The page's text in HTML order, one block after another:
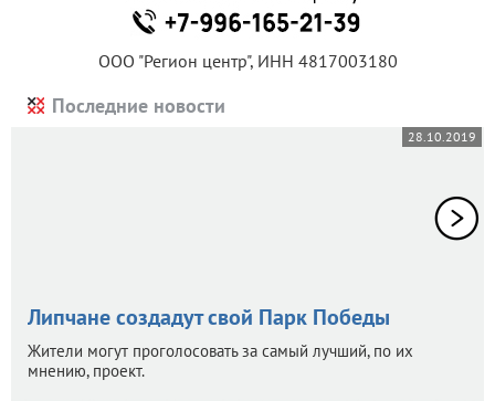
ООО "Регион центр", ИНН 4817003180
Последние новости
28.10.2019
Липчане создадут свой Парк Победы
Жители могут проголосовать за самый лучший, по их
мнению, проект.